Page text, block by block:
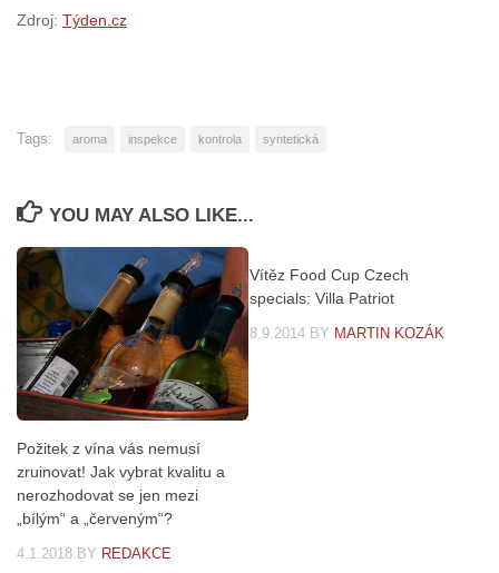
Zdroj: Týden.cz
Tags: aroma inspekce kontrola syntetická
YOU MAY ALSO LIKE...
Požitek z vína vás nemusí
zruinovat! Jak vybrat kvalitu a
nerozhodovat se jen mezi
„bílým“ a „červeným“?
4.1.2018 BY REDAKCE
Vítěz Food Cup Czech
specials: Villa Patriot
8.9.2014 BY MARTIN KOZÁK